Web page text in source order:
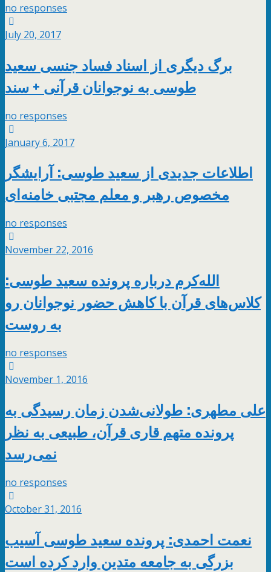
no responses
July 20, 2017
برگ دیگری از اسناد فساد جنسی سعید
طوسی به نوجوانان قرآنی + سند
no responses
January 6, 2017
اطلاعات جدیدی از سعید طوسی: آرایشگر
مخصوص رهبر و معلم مجتبی خامنه‌ای
no responses
November 22, 2016
الله‌کرم درباره پرونده سعید طوسی:
کلاس‌های قرآن با کاهش حضور نوجوانان رو
به روست
no responses
November 1, 2016
علی مطهری: طولانی‌شدن زمان رسیدگی به
پرونده متهم قاری قرآن، طبیعی به نظر
نمی‌رسد
no responses
October 31, 2016
نعمت احمدی: پرونده سعید طوسی آسیب
بزرگی به جامعه متدین وارد کرده است